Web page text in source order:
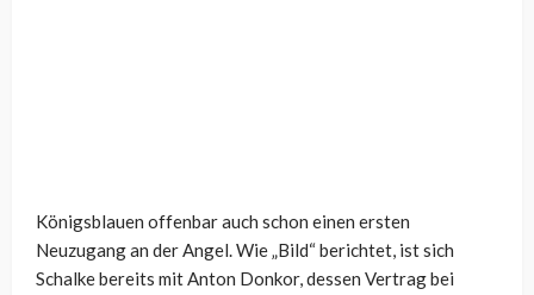
Königsblauen offenbar auch schon einen ersten
Neuzugang an der Angel. Wie „Bild“ berichtet, ist sich
Schalke bereits mit Anton Donkor, dessen Vertrag bei